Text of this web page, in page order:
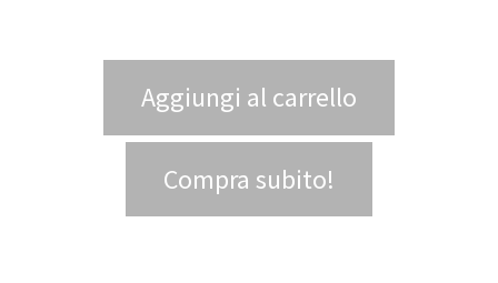
Aggiungi al carrello
Compra subito!